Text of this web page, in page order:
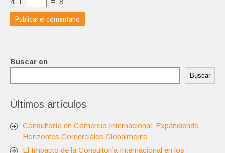
Buscar en
Buscar
Últimos artículos
Consultoría en Comercio Internacional: Expandiendo
Horizontes Comerciales Globalmente
El Impacto de la Consultoría Internacional en los